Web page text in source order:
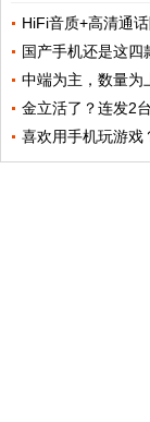
HiFi音质+高清通
国产手机还是这四
中端为主，数量为
金立活了？连发2
喜欢用手机玩游戏